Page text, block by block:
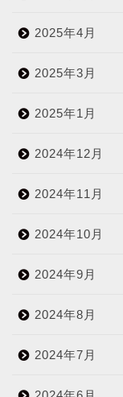
2025年4月
2025年3月
2025年1月
2024年12月
2024年11月
2024年10月
2024年9月
2024年8月
2024年7月